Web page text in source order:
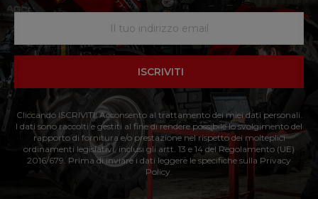
ISCRIVITI
Cliccando ISCRIVITI: Acconsento al trattamento dei miei dati personali.
I dati sono raccolti e gestiti al fine di rendere possibile lo svolgimento del
rapporto di fornitura e/o prestazione nel rispetto dei molteplici
ordinamenti legislativi, inclusi gli artt. 13 e 14 del Regolamento (UE)
2016/679. Prima di inviare i dati leggere le specifiche sulla Privacy
Policy.